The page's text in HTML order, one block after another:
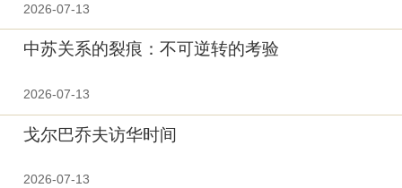
2026-07-13
中苏关系的裂痕：不可逆转的考验
2026-07-13
戈尔巴乔夫访华时间
2026-07-13